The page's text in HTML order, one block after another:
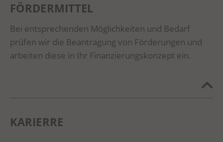
FÖRDERMITTEL
Bei entsprechenden Möglichkeiten und Bedarf
prüfen wir die Beantragung von Förderungen und
arbeiten diese in Ihr Finanzierungskonzept ein.
KARIERRE